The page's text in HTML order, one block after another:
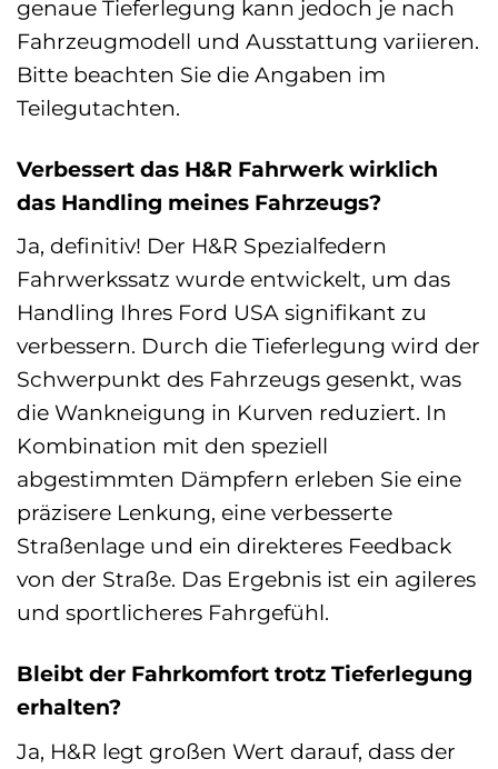
genaue Tieferlegung kann jedoch je nach
Fahrzeugmodell und Ausstattung variieren.
Bitte beachten Sie die Angaben im
Teilegutachten.
Verbessert das H&R Fahrwerk wirklich
das Handling meines Fahrzeugs?
Ja, definitiv! Der H&R Spezialfedern
Fahrwerkssatz wurde entwickelt, um das
Handling Ihres Ford USA signifikant zu
verbessern. Durch die Tieferlegung wird der
Schwerpunkt des Fahrzeugs gesenkt, was
die Wankneigung in Kurven reduziert. In
Kombination mit den speziell
abgestimmten Dämpfern erleben Sie eine
präzisere Lenkung, eine verbesserte
Straßenlage und ein direkteres Feedback
von der Straße. Das Ergebnis ist ein agileres
und sportlicheres Fahrgefühl.
Bleibt der Fahrkomfort trotz Tieferlegung
erhalten?
Ja, H&R legt großen Wert darauf, dass der